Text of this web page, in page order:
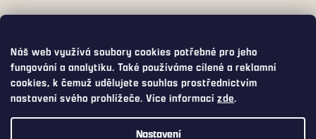
Náš web využívá soubory cookies potřebné pro jeho
fungování a analytiku. Také používáme cílené a reklamní
cookies, k čemuž udělujete souhlas prostřednictvím
nastavení svého prohlížeče. Více informacízde.
Nastavení